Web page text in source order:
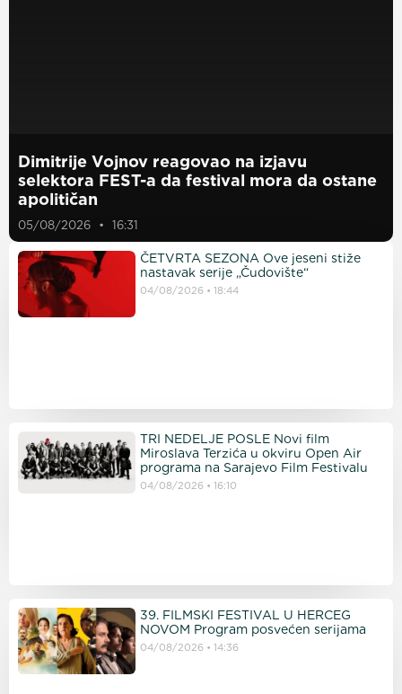
Dimitrije Vojnov reagovao na izjavu
selektora FEST-a da festival mora da ostane
apolitičan
05/08/2026 16:31
ČETVRTA SEZONA Ove jeseni stiže
nastavak serije „Čudovište“
04/08/2026 18:44
TRI NEDELJE POSLE Novi film
Miroslava Terzića u okviru Open Air
programa na Sarajevo Film Festivalu
04/08/2026 16:10
39. FILMSKI FESTIVAL U HERCEG
NOVOM Program posvećen serijama
04/08/2026 14:36